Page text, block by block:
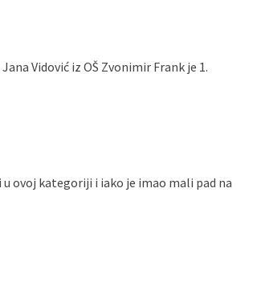
Vidović iz OŠ Zvonimir Frank je 1.
u ovoj kategoriji i iako je imao mali pad na